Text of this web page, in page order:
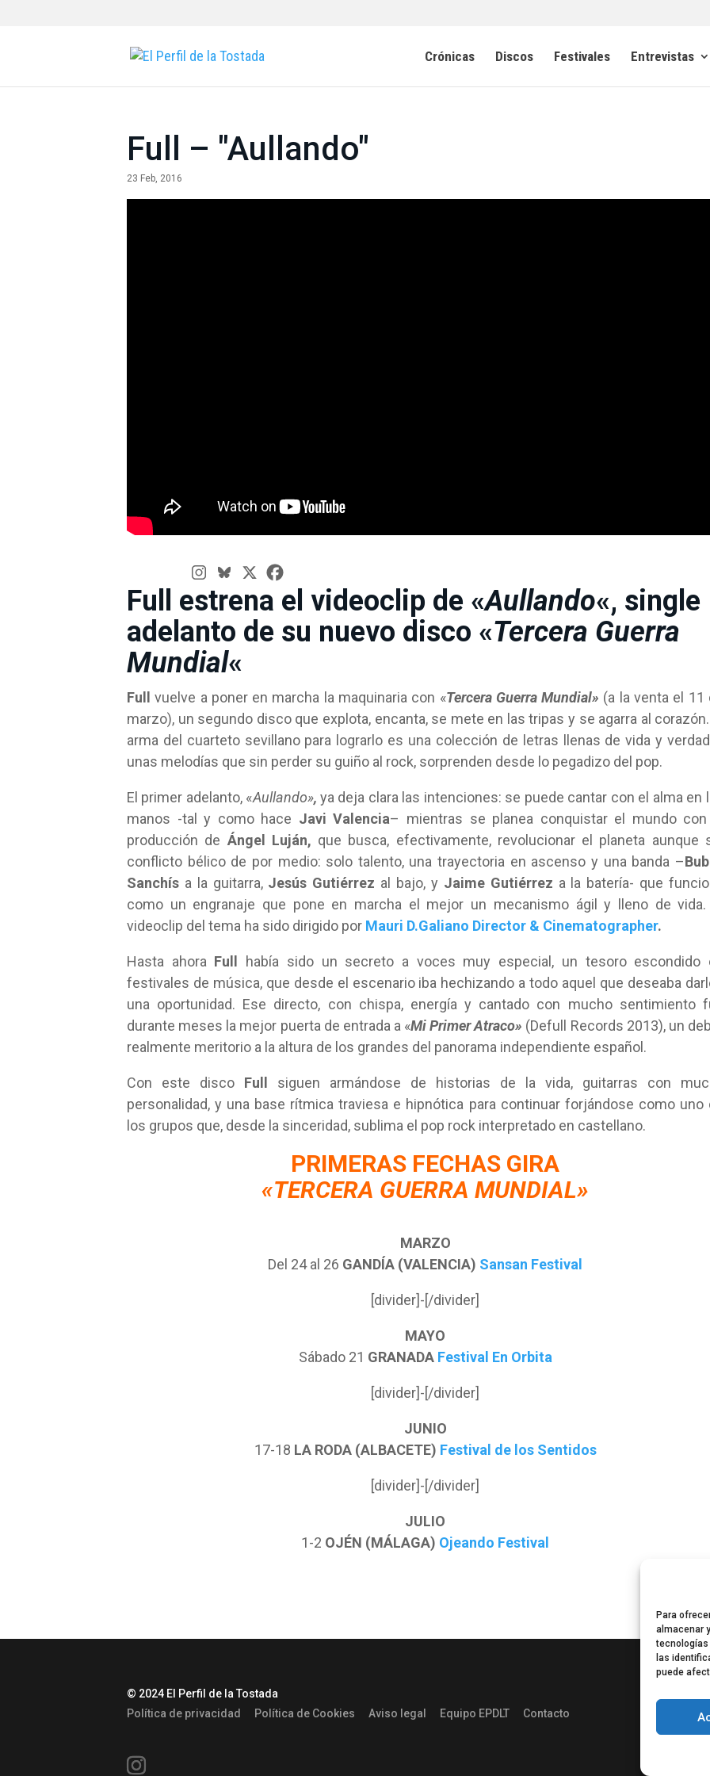
Para
almacenar
tecnologías
las
puede
Crónicas Discos Festivales Entrevistas
Full – "Aullando"
23 Feb, 2016
Full estrena el videoclip de «Aullando«, single
adelanto de su nuevo disco «Tercera Guerra
Mundial«
Full vuelve a poner en marcha la maquinaria con «Tercera Guerra Mundial» (a la venta el 11
marzo), un segundo disco que explota, encanta, se mete en las tripas y se agarra al
arma del cuarteto sevillano para lograrlo es una colección de letras llenas de vida y
unas melodías que sin perder su guiño al rock, sorprenden desde lo pegadizo del pop.
El primer adelanto, «Aullando», ya deja clara las intenciones: se puede cantar con el alma en
manos -tal y como hace Javi Valencia– mientras se planea conquistar el mundo
producción de Ángel Luján, que busca, efectivamente, revolucionar el planeta aunque
conflicto bélico de por medio: solo talento, una trayectoria en ascenso y una banda –
Sanchís a la guitarra, Jesús Gutiérrez al bajo, y Jaime Gutiérrez a la batería- que
como un engranaje que pone en marcha el mejor un mecanismo ágil y lleno de vida.
videoclip del tema ha sido dirigido por Mauri D.Galiano Director & Cinematographer.
Hasta ahora Full
había sido un secreto a voces muy especial, un tesoro escondido
festivales de música, que desde el escenario iba hechizando a todo aquel que deseaba
una oportunidad. Ese directo, con chispa, energía y cantado con mucho sentimiento
durante meses la mejor puerta de entrada a «Mi Primer Atraco» (Defull Records 2013), un
realmente meritorio a la altura de los grandes del panorama independiente español.
Con este disco Full
siguen armándose de historias de la vida, guitarras con
personalidad, y una base rítmica traviesa e hipnótica para continuar forjándose como uno
los grupos que, desde la sinceridad, sublima el pop rock interpretado en castellano.
PRIMERAS FECHAS GIRA
«TERCERA GUERRA MUNDIAL»
MARZO
Del 24 al 26 GANDÍA (VALENCIA) Sansan Festival
[divider]-[/divider]
MAYO
Sábado 21 GRANADA Festival En Orbita
[divider]-[/divider]
JUNIO
17-18 LA RODA (ALBACETE) Festival de los Sentidos
[divider]-[/divider]
JULIO
1-2 OJÉN (MÁLAGA) Ojeando Festival
© 2024 El Perfil de la Tostada
Política de privacidad
Política de Cookies Aviso legal Equipo EPDLT Contacto